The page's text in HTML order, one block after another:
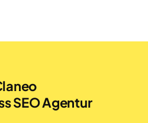
SEO Agentur